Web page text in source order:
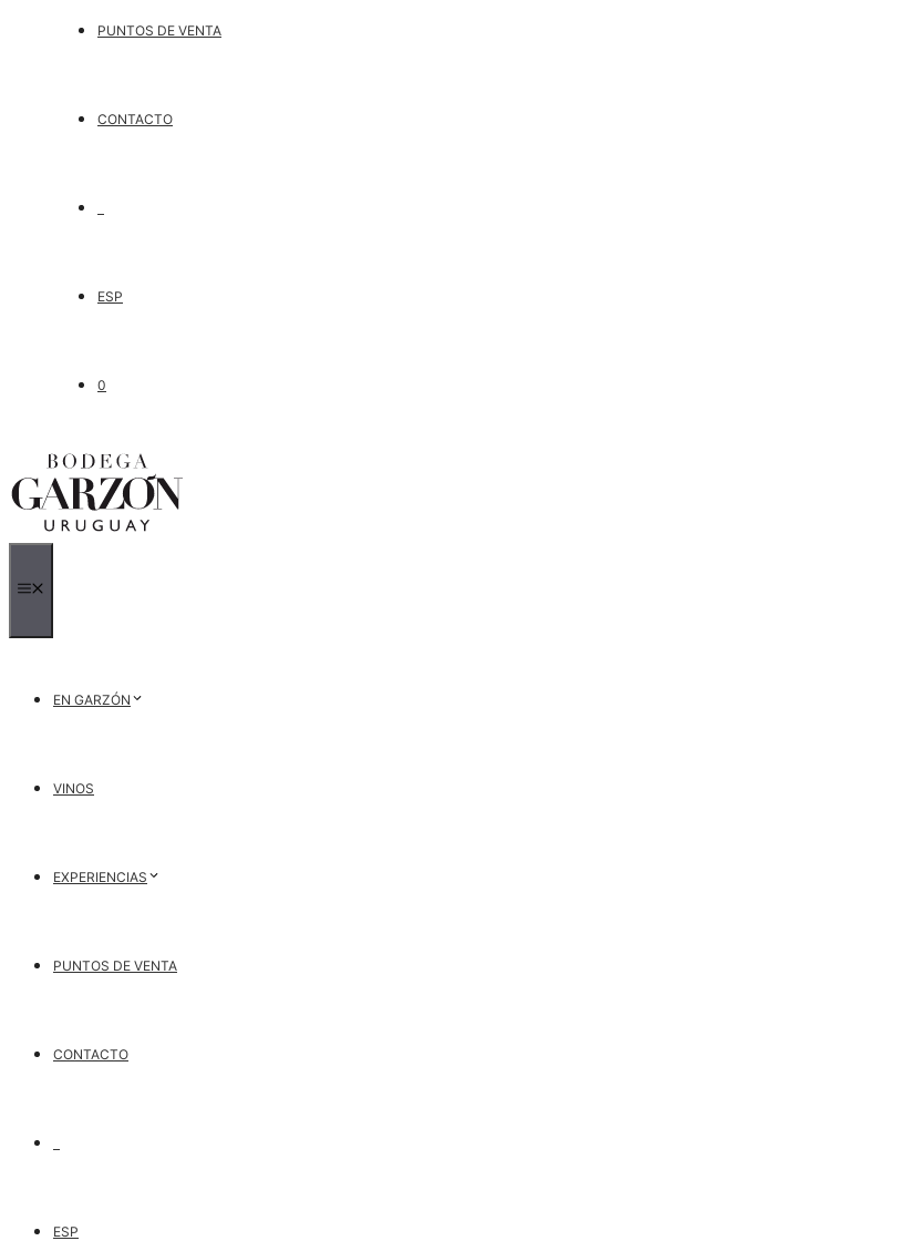
PUNTOS DE VENTA
CONTACTO
ESP
0
EN GARZÓN
VINOS
EXPERIENCIAS
PUNTOS DE VENTA
CONTACTO
ESP